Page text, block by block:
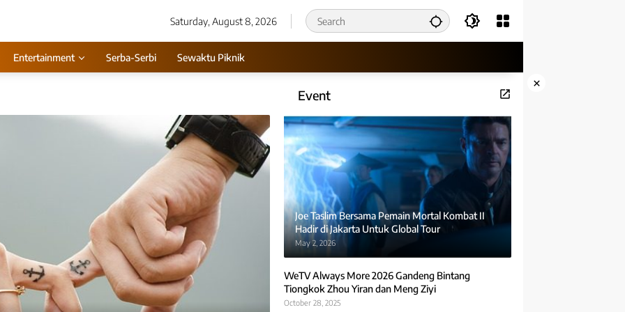
Saturday, August 8, 2026
Entertainment Serba-Serbi Sewaktu Piknik
×
Event
Joe Taslim Bersama Pemain Mortal Kombat II
Hadir di Jakarta Untuk Global Tour
May 2, 2026
WeTV Always More 2026 Gandeng Bintang
Tiongkok Zhou Yiran dan Meng Ziyi
October 28, 2025